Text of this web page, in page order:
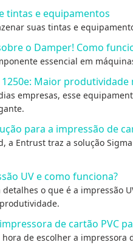
tintas e equipamentos
suas tintas e
o Damper! Como
essencial em
1250e: Maior
empresas, esse
para a impressão de
a Entrust traz a solução
UV e como funciona?
o que é a impressão
de cartão PVC
de escolher a impressora